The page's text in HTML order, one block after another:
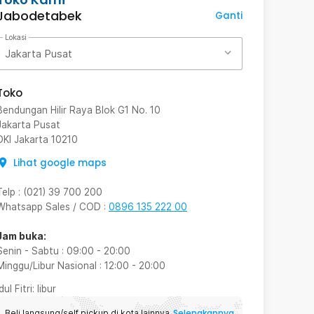
Ganti
Lokasi
Jakarta Pusat
Hilir Raya Blok G1 No. 10
Pusat
Jakarta 10210
Lihat google maps
: (021) 39 700 200
Sales / COD : 0896 135 222 00
buka:
- Sabtu : 09:00 - 20:00
Libur Nasional : 12:00 - 20:00
Fitri: libur